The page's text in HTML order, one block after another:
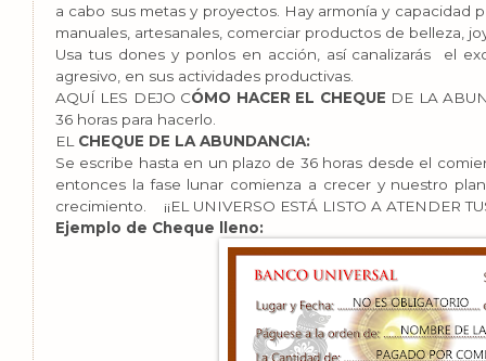
a cabo sus metas y proyectos. Hay armonía y capacidad
manuales, artesanales, comerciar productos de belleza,
Usa tus dones y ponlos en acción, así canalizarás el
agresivo, en sus actividades productivas.
AQUÍ LES DEJO CÓMO HACER EL CHEQUE DE LA
36 horas para hacerlo.
EL CHEQUE DE LA ABUNDANCIA:
Se escribe hasta en un plazo de 36 horas desde el
entonces la fase lunar comienza a crecer y nuestro
crecimiento.
¡¡EL UNIVERSO ESTÁ LISTO A ATENDER
Ejemplo de Cheque lleno: